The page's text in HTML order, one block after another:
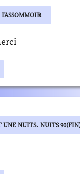
L'ASSOMMOIR
UNE NUITS. NUITS